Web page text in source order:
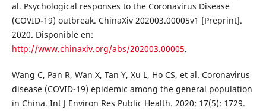
al. Psychological responses to the Coronavirus Disease
(COVID-19) outbreak. ChinaXiv 202003.00005v1 [Preprint].
2020. Disponible en:
http://www.chinaxiv.org/abs/202003.00005.
Wang C, Pan R, Wan X, Tan Y, Xu L, Ho CS, et al. Coronavirus
disease (COVID-19) epidemic among the general population
in China. Int J Environ Res Public Health. 2020; 17(5): 1729.